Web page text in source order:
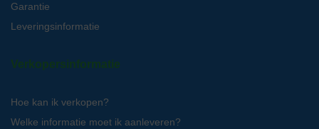
Garantie
Leveringsinformatie
Verkopersinformatie
Hoe kan ik verkopen?
Welke informatie moet ik aanleveren?